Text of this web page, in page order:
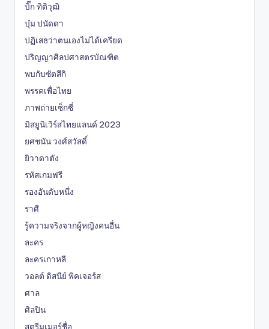
บิ๊ก ทิติวุฒิ
บุ๋ม ปนัดดา
ปฏิเสธว่าตนเองไม่ได้เครียด
ปริญญาศิลปศาสตรบัณฑิต
พบกับซัตสึกิ
พรรคเพื่อไทย
ภาพถ่ายเซ็กซี่
มิสยูนิเวิร์สไทยแลนด์ 2023
ยศชนัน วงศ์สวัสดิ์
ยิวาดาตัง
รหัสเกมฟรี
รองอันดับหนึ่ง
ราศี
รู้ความจริงจากผู้หญิงคนอื่น
ละคร
ละครเกาหลี
วอลต์ ดิสนีย์ พิคเจอร์ส
ศาล
ศิลปิน
สตรีมเมอร์ชื่อ